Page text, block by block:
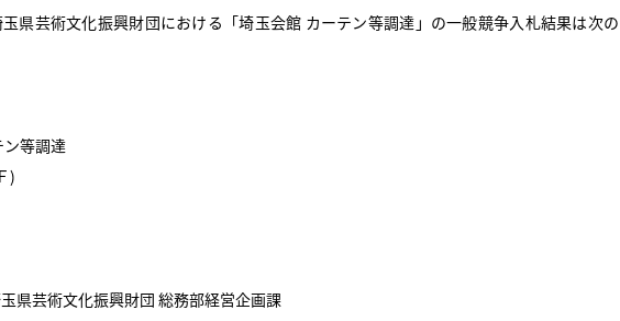
県芸術文化振興財団における「埼玉会館 カーテン等調達」の一般競争入札結果は次の
等調達
)
県芸術文化振興財団 総務部経営企画課